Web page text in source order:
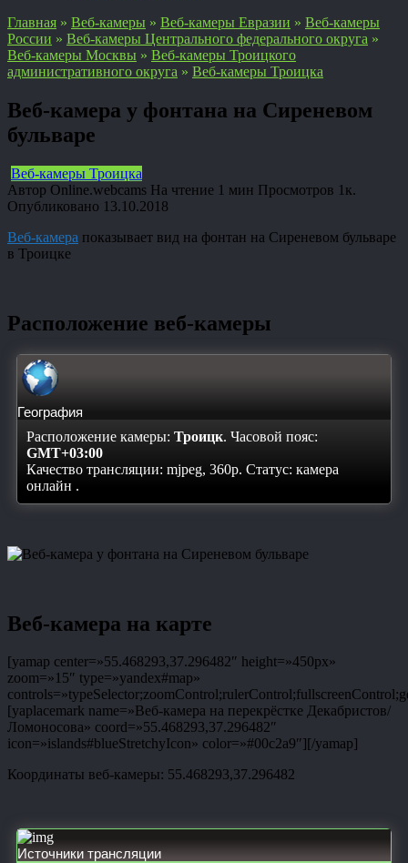
Главная » Веб-камеры » Веб-камеры Евразии » Веб-камеры
России » Веб-камеры Центрального федерального округа »
Веб-камеры Москвы » Веб-камеры Троицкого
административного округа » Веб-камеры Троицка
Веб-камера у фонтана на Сиреневом
бульваре
Веб-камеры Троицка
Автор Online.webcams На чтение 1 мин Просмотров 1к.
Опубликовано 13.10.2018
Веб-камера показывает вид на фонтан на Сиреневом бульваре
в Троицке
Расположение веб-камеры
География
Расположение камеры: Троицк. Часовой пояс:
GMT+03:00
Качество трансляции: mjpeg, 360p. Статус: камера
онлайн .
Веб-камера на карте
[yamap center=»55.468293,37.296482″ height=»450px»
zoom=»15″ type=»yandex#map»
[yaplacemark name=»Веб-камера на перекрёстке Декабристов/
Ломоносова» coord=»55.468293,37.296482″
icon=»islands#blueStretchyIcon» color=»#00c2a9″][/yamap]
Координаты веб-камеры: 55.468293,37.296482
Источники трансляции